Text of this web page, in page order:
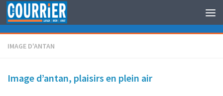
Au dessous du contenu
IMAGE D'ANTAN
Image d’antan, plaisirs en plein air